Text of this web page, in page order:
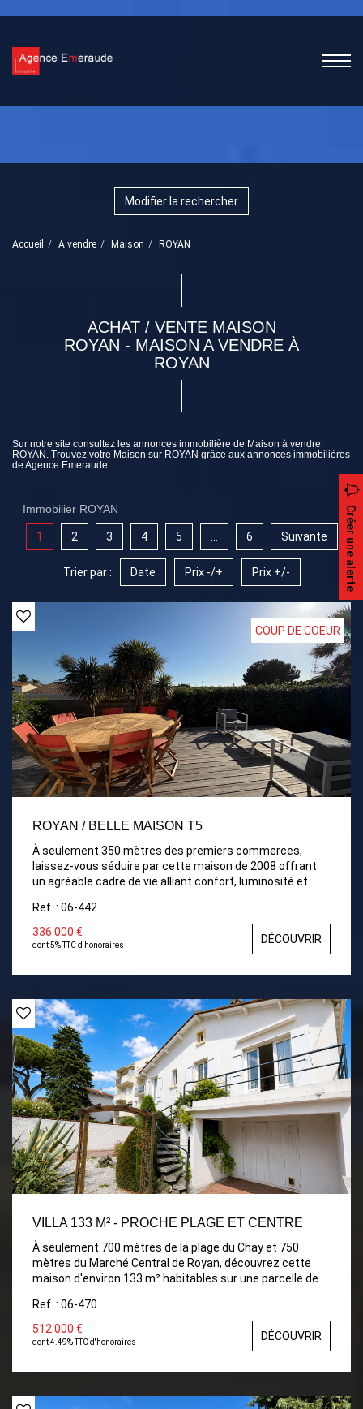
Modifier la rechercher
Accueil A vendre Maison ROYAN
ACHAT / VENTE MAISON
ROYAN - MAISON A VENDRE À
ROYAN
Sur notre site consultez les annonces immobilière de Maison à vendre
ROYAN. Trouvez votre Maison sur ROYAN grâce aux annonces immobilières
de Agence Emeraude.
Immobilier ROYAN Créer une alerte
1 2 3 4 5 6 Suivante
Trier par : Date Prix -/+ Prix +/-
COUP DE COEUR
ROYAN / BELLE MAISON T5
À seulement 350 mètres des premiers commerces,
laissez-vous séduire par cette maison de 2008 offrant
un agréable cadre de vie alliant confort, luminosité et
terrasse exposée sud-ouest, Cuisine récente, aménagée
et équipée. La partie nuit propose quant à elle, quatre
chambres dont trois avec placards, ainsi que d'une salle
sous-sol de 100 m² offrant de nombreuses possibilités
Ref. : 06-442
336 000 €
dont 5% TTC d'honoraires DÉCOUVRIR
VILLA 133 M² - PROCHE PLAGE ET CENTRE
À seulement 700 mètres de la plage du Chay et 750
mètres du Marché Central de Royan, découvrez cette
maison d'environ 133 m² habitables sur une parcelle de
d'aménagement. Grâce à sa configuration sur deux
niveaux, elle conviendra aussi bien à une résidence
principale, une maison de famille qu'à un projet
d'investissement (location saisonnière, logement
indépendant, etc.). Au rez-de-chaussée : une entrée,
chaufferie et un garage. À l'étage : Un vaste séjour et
Ref. : 06-470
512 000 €
dont 4.49% TTC d'honoraires DÉCOUVRIR